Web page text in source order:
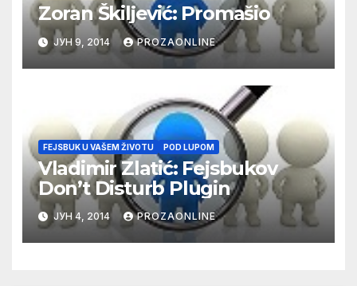
Zoran Škiljević: Promašio
ЈУН 9, 2014 PROZAONLINE
FEJSBUK U VAŠEM ŽIVOTU POD LUPOM
Vladimir Zlatić: Fejsbukov
Don’t Disturb Plugin
ЈУН 4, 2014 PROZAONLINE